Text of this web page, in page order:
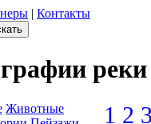
| Контакты
реки
Животные
1 2